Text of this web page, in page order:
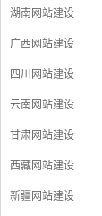
湖南网站建设
广西网站建设
四川网站建设
云南网站建设
甘肃网站建设
西藏网站建设
新疆网站建设